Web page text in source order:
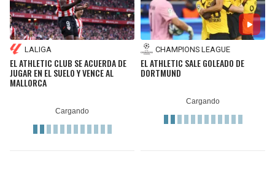
LALIGA
EL ATHLETIC CLUB SE ACUERDA DE
JUGAR EN EL SUELO Y VENCE AL
MALLORCA
CHAMPIONS LEAGUE
EL ATHLETIC SALE GOLEADO DE
DORTMUND